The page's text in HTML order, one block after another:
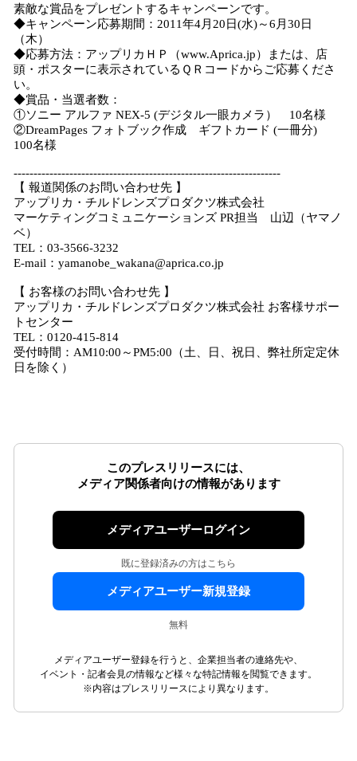
素敵な賞品をプレゼントするキャンペーンです。
◆キャンペーン応募期間：2011年4月20日(水)～6月30日
（木）
◆応募方法：アップリカＨＰ（www.Aprica.jp）または、店
頭・ポスターに表示されているＱＲコードからご応募くださ
い。
◆賞品・当選者数：
①ソニー アルファ NEX-5 (デジタル一眼カメラ） 10名様
②DreamPages フォトブック作成 ギフトカード (一冊分)
100名様
-------------------------------------------------------------------
【 報道関係のお問い合わせ先 】
アップリカ・チルドレンズプロダクツ株式会社
マーケティングコミュニケーションズ PR担当 山辺（ヤマノ
ベ）
TEL：03-3566-3232
E-mail：yamanobe_wakana@aprica.co.jp
【 お客様のお問い合わせ先 】
アップリカ・チルドレンズプロダクツ株式会社 お客様サポー
トセンター
TEL：0120-415-814
受付時間：AM10:00～PM5:00（土、日、祝日、弊社所定定休
日を除く）
このプレスリリースには、
メディア関係者向けの情報があります
メディアユーザーログイン
既に登録済みの方はこちら
メディアユーザー新規登録
無料
メディアユーザー登録を行うと、企業担当者の連絡先や、
イベント・記者会見の情報など様々な特記情報を閲覧できます。
※内容はプレスリリースにより異なります。